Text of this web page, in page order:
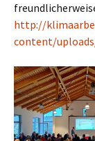
http://
content/